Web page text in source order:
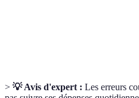
> 💡 Avis d'expert : Les erreurs